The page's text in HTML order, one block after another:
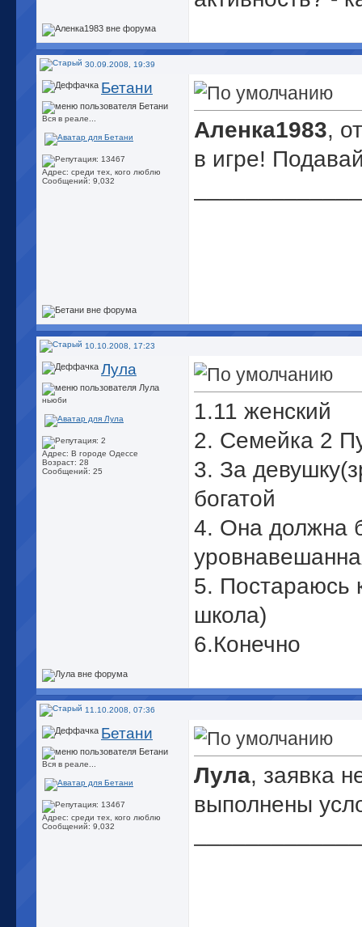
30.09.2008, 19:39
Бетани
Вся в реале...
Адрес: среди тех, кого люблю
Сообщений: 9,032
Аленка1983,
в игре!
10.10.2008, 17:23
Лула
ньюби
Адрес: В городе Одессе
Возраст: 28
Сообщений: 25
1.11 женский
2. Семейка 2
3. За
богатой
4. Она должна
5. Постараюсь
школа)
6.Конечно
11.10.2008, 07:36
Бетани
Вся в реале...
Адрес: среди тех, кого люблю
Сообщений: 9,032
Лула, заявка
выполнены